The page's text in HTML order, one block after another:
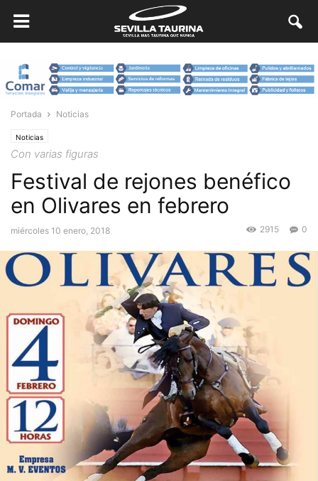
Portada Noticias
Noticias
Con varias figuras
Festival de rejones benéfico
en Olivares en febrero
miércoles 10 enero, 2018 0
2915